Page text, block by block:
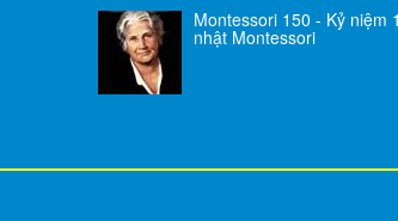
Montessori 150 - Kỷ niệm
nhật Montessori